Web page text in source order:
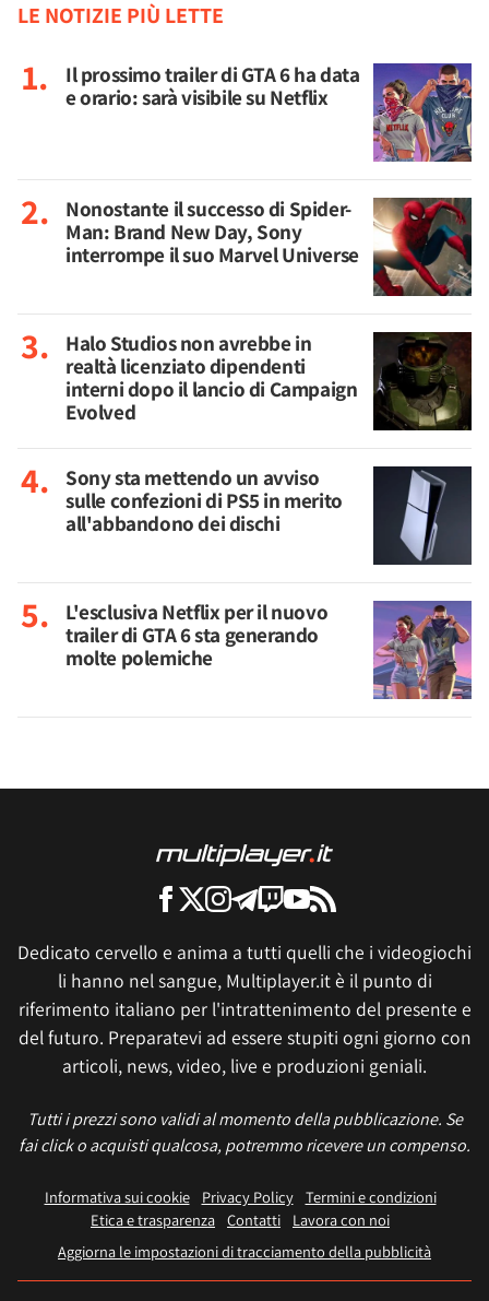
LE NOTIZIE PIÙ LETTE
Il prossimo trailer di GTA 6 ha data
e orario: sarà visibile su Netflix
Nonostante il successo di Spider-
Man: Brand New Day, Sony
interrompe il suo Marvel Universe
Halo Studios non avrebbe in
realtà licenziato dipendenti
interni dopo il lancio di Campaign
Evolved
Sony sta mettendo un avviso
sulle confezioni di PS5 in merito
all'abbandono dei dischi
L'esclusiva Netflix per il nuovo
trailer di GTA 6 sta generando
molte polemiche
Dedicato cervello e anima a tutti quelli che i videogiochi
li hanno nel sangue, Multiplayer.it è il punto di
riferimento italiano per l'intrattenimento del presente e
del futuro. Preparatevi ad essere stupiti ogni giorno con
articoli, news, video, live e produzioni geniali.
Tutti i prezzi sono validi al momento della pubblicazione. Se
fai click o acquisti qualcosa, potremmo ricevere un compenso.
Informativa sui cookie Privacy Policy
Termini e condizioni
Etica e trasparenza Contatti
Lavora con noi
Aggiorna le impostazioni di tracciamento della pubblicità